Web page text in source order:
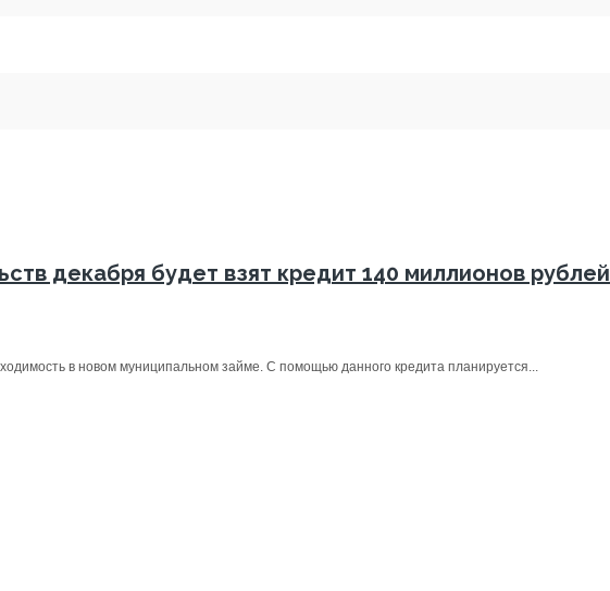
декабря будет взят кредит 140 миллионов рублей
в новом муниципальном займе. С помощью данного кредита планируется...